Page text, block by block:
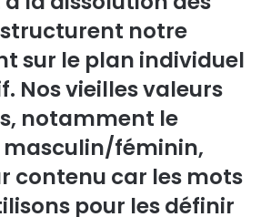
notre
sur le plan individuel
Nos vieilles valeurs
notamment le
masculin/féminin,
contenu car les mots
pour les définir